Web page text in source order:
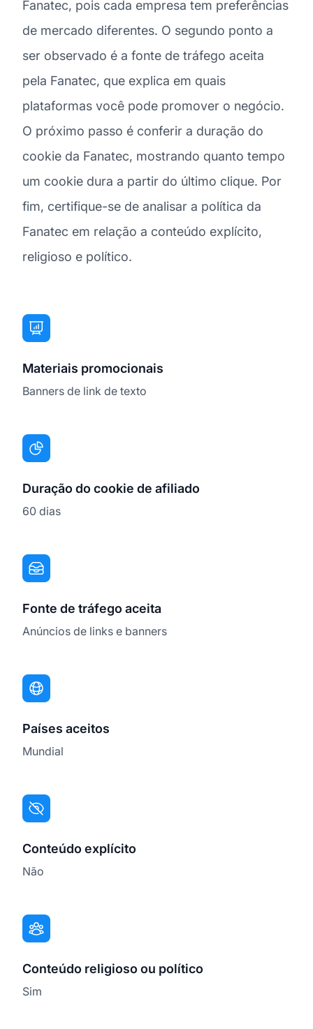
Fanatec, pois cada empresa tem preferências
de mercado diferentes. O segundo ponto a
ser observado é a fonte de tráfego aceita
pela Fanatec, que explica em quais
plataformas você pode promover o negócio.
O próximo passo é conferir a duração do
cookie da Fanatec, mostrando quanto tempo
um cookie dura a partir do último clique. Por
fim, certifique-se de analisar a política da
Fanatec em relação a conteúdo explícito,
religioso e político.
Materiais promocionais
Banners de link de texto
Duração do cookie de afiliado
60 dias
Fonte de tráfego aceita
Anúncios de links e banners
Países aceitos
Mundial
Conteúdo explícito
Não
Conteúdo religioso ou político
Sim